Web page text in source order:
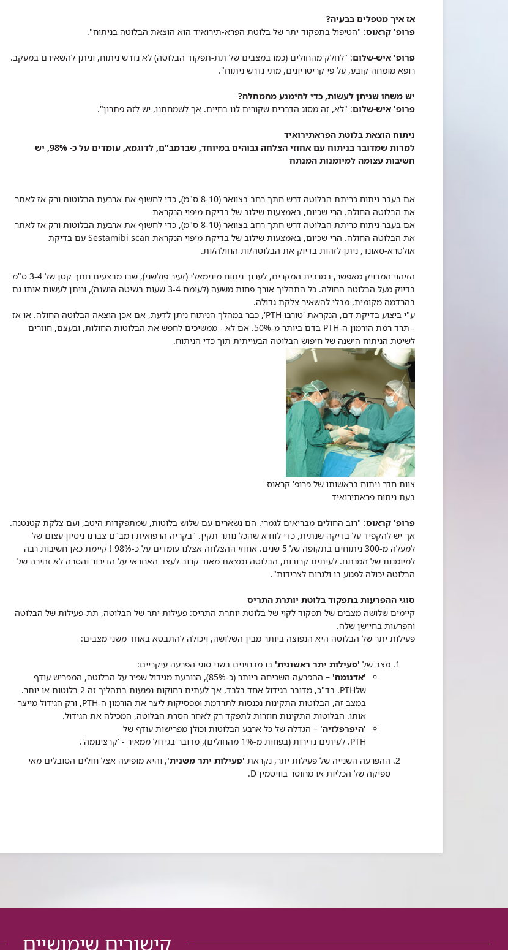
אז איך מטפלים בבעיה?
פרופ' קראוס: "הטיפול בתפקוד יתר של בלוטת הפרא-תירואיד הוא הוצאת הבלוטה בניתוח".
פרופ' איש-שלום: "לחלק מהחולים (כמו במצבים של תת-תפקוד הבלוטה) לא נדרש ניתוח, וניתן להשאירם במעקב.
רופא מומחה קובע, על פי קריטריונים, מתי נדרש ניתוח".
יש משהו שניתן לעשות, כדי להימנע מהמחלה?
פרופ' איש-שלום: "לא, זה מסוג הדברים שקורים לנו בחיים. אך לשמחתנו, יש לזה פתרון".
ניתוח הוצאת בלוטת הפראתירואיד
למרות שמדובר בניתוח עם אחוזי הצלחה גבוהים במיוחד, שברמב"ם, לדוגמא, עומדים על כ- 98%, יש
חשיבות עצומה למיומנות המנתח
אם בעבר ניתוח כריתת הבלוטה דרש חתך רחב בצוואר (8-10 ס"מ), כדי לחשוף את ארבעת הבלוטות ורק אז לאתר
את הבלוטה החולה. הרי שכיום, באמצעות שילוב של בדיקת מיפוי הנקראת
אם בעבר ניתוח כריתת הבלוטה דרש חתך רחב בצוואר (8-10 ס"מ), כדי לחשוף את ארבעת הבלוטות ורק אז לאתר
את הבלוטה החולה. הרי שכיום, באמצעות שילוב של בדיקת מיפוי הנקראת Sestamibi scan עם בדיקת
אולטרא-סאונד, ניתן לזהות בדיוק את הבלוטה/ות החולה/ות.
הזיהוי המדויק מאפשר, במרבית המקרים, לערוך ניתוח מינימאלי (זעיר פולשני), שבו מבצעים חתך קטן של 3-4 ס"מ
בדיוק מעל הבלוטה החולה. כל התהליך אורך פחות משעה (לעומת 3-4 שעות בשיטה הישנה), וניתן לעשות אותו גם
בהרדמה מקומית, מבלי להשאיר צלקת גדולה.
ע"י ביצוע בדיקת דם, הנקראת 'טורבו PTH', כבר במהלך הניתוח ניתן לדעת, אם אכן הוצאה הבלוטה החולה. או אז
- תרד רמת הורמון ה-PTH
בדם ביותר מ-50%. אם לא - ממשיכים לחפש את הבלוטות החולות, ובעצם, חוזרים
לשיטת הניתוח הישנה של חיפוש הבלוטה הבעייתית תוך כדי הניתוח.
צוות חדר ניתוח בראשותו של פרופ' קראוס
בעת ניתוח פראתירואיד
פרופ' קראוס: "רוב החולים מבריאים לגמרי. הם נשארים עם שלוש בלוטות, שמתפקדות היטב, ועם צלקת קטנטנה.
אך יש להקפיד על בדיקה שנתית, כדי לוודא שהכל נותר תקין. "בקריה הרפואית רמב"ם צברנו ניסיון עצום של
למעלה מ-300 ניתוחים בתקופה של 5 שנים. אחוזי ההצלחה אצלנו עומדים על כ-98% ! קיימת כאן חשיבות רבה
למיומנות של המנתח. לעיתים קרובות, הבלוטה נמצאת מאוד קרוב לעצב האחראי על הדיבור והסרה לא זהירה של
הבלוטה יכולה לפגוע בו ולגרום לצרידות".
סוגי ההפרעות בתפקוד בלוטת יותרת התריס
קיימים שלושה מצבים של תפקוד לקוי של בלוטת יותרת התריס: פעילות יתר של הבלוטה, תת-פעילות של הבלוטה
והפרעות בחיישן שלה.
פעילות יתר של הבלוטה היא הנפוצה ביותר מבין השלושה, ויכולה להתבטא באחד משני מצבים:
מצב של 'פעילות יתר ראשונית' בו מבחינים בשני סוגי הפרעה עיקריים:
'אדנומה'
– ההפרעה השכיחה ביותר (כ-85%), הנובעת מגידול שפיר על הבלוטה, המפריש עודף
שלPTH
. בד"כ, מדובר בגידול אחד בלבד, אך לעתים רחוקות נפגעות בתהליך זה 2 בלוטות או יותר.
במצב זה, הבלוטות התקינות נכנסות לתרדמת ומפסיקות ליצר את הורמון ה-PTH, ורק הגידול מייצר
אותו. הבלוטות התקינות חוזרות לתפקד רק לאחר הסרת הבלוטה, המכילה את הגידול.
'היפרפלזיה' – הגדלה של כל ארבע הבלוטות וכולן מפרישות עודף של
PTH. לעיתים נדירות (בפחות מ-1% מהחולים), מדובר בגידול ממאיר - 'קרצינומה'.
ההפרעה השנייה של פעילות יתר, נקראת 'פעילות יתר משנית', והיא מופיעה אצל חולים הסובלים מאי
ספיקה של הכליות או מחוסר בוויטמין D
.
קישורים שימושיים